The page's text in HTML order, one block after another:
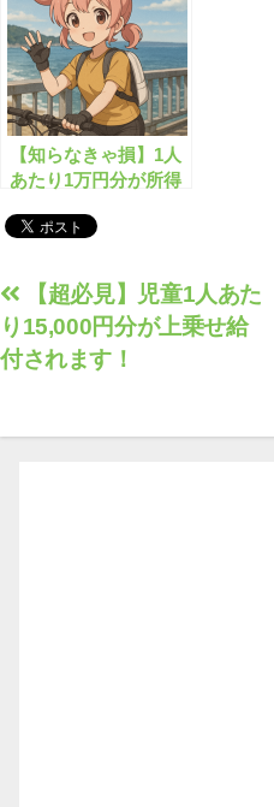
【知らなきゃ損】1人
あたり1万円分が所得
す！
投
稿
ナ
ゲ
【超必見】児童1人あた
り15,000円分が上乗せ給
付されます！